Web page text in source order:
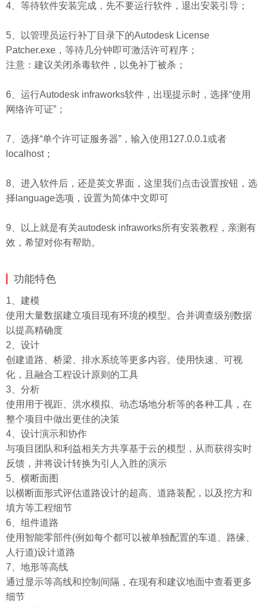
4、等待软件安装完成，先不要运行软件，退出安装引导；
5、以管理员运行补丁目录下的Autodesk License
Patcher.exe，等待几分钟即可激活许可程序；
注意：建议关闭杀毒软件，以免补丁被杀；
6、运行Autodesk infraworks软件，出现提示时，选择“使用
网络许可证”；
7、选择“单个许可证服务器”，输入使用127.0.0.1或者
localhost；
8、进入软件后，还是英文界面，这里我们点击设置按钮，选
择language选项，设置为简体中文即可
9、以上就是有关autodesk infraworks所有安装教程，亲测有
效，希望对你有帮助。
功能特色
1、建模
使用大量数据建立项目现有环境的模型。合并调查级别数据
以提高精确度
2、设计
创建道路、桥梁、排水系统等更多内容。使用快速、可视
化，且融合工程设计原则的工具
3、分析
使用用于视距、洪水模拟、动态场地分析等的各种工具，在
整个项目中做出更佳的决策
4、设计演示和协作
与项目团队和利益相关方共享基于云的模型，从而获得实时
反馈，并将设计转换为引人入胜的演示
5、横断面图
以横断面形式评估道路设计的超高、道路装配，以及挖方和
填方等工程细节
6、组件道路
使用智能零部件(例如每个都可以被单独配置的车道、路缘、
人行道)设计道路
7、地形等高线
通过显示等高线和控制间隔，在现有和建议地面中查看更多
细节